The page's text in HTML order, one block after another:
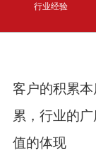
行业经验
客户的积累
累，行业的
值的体现